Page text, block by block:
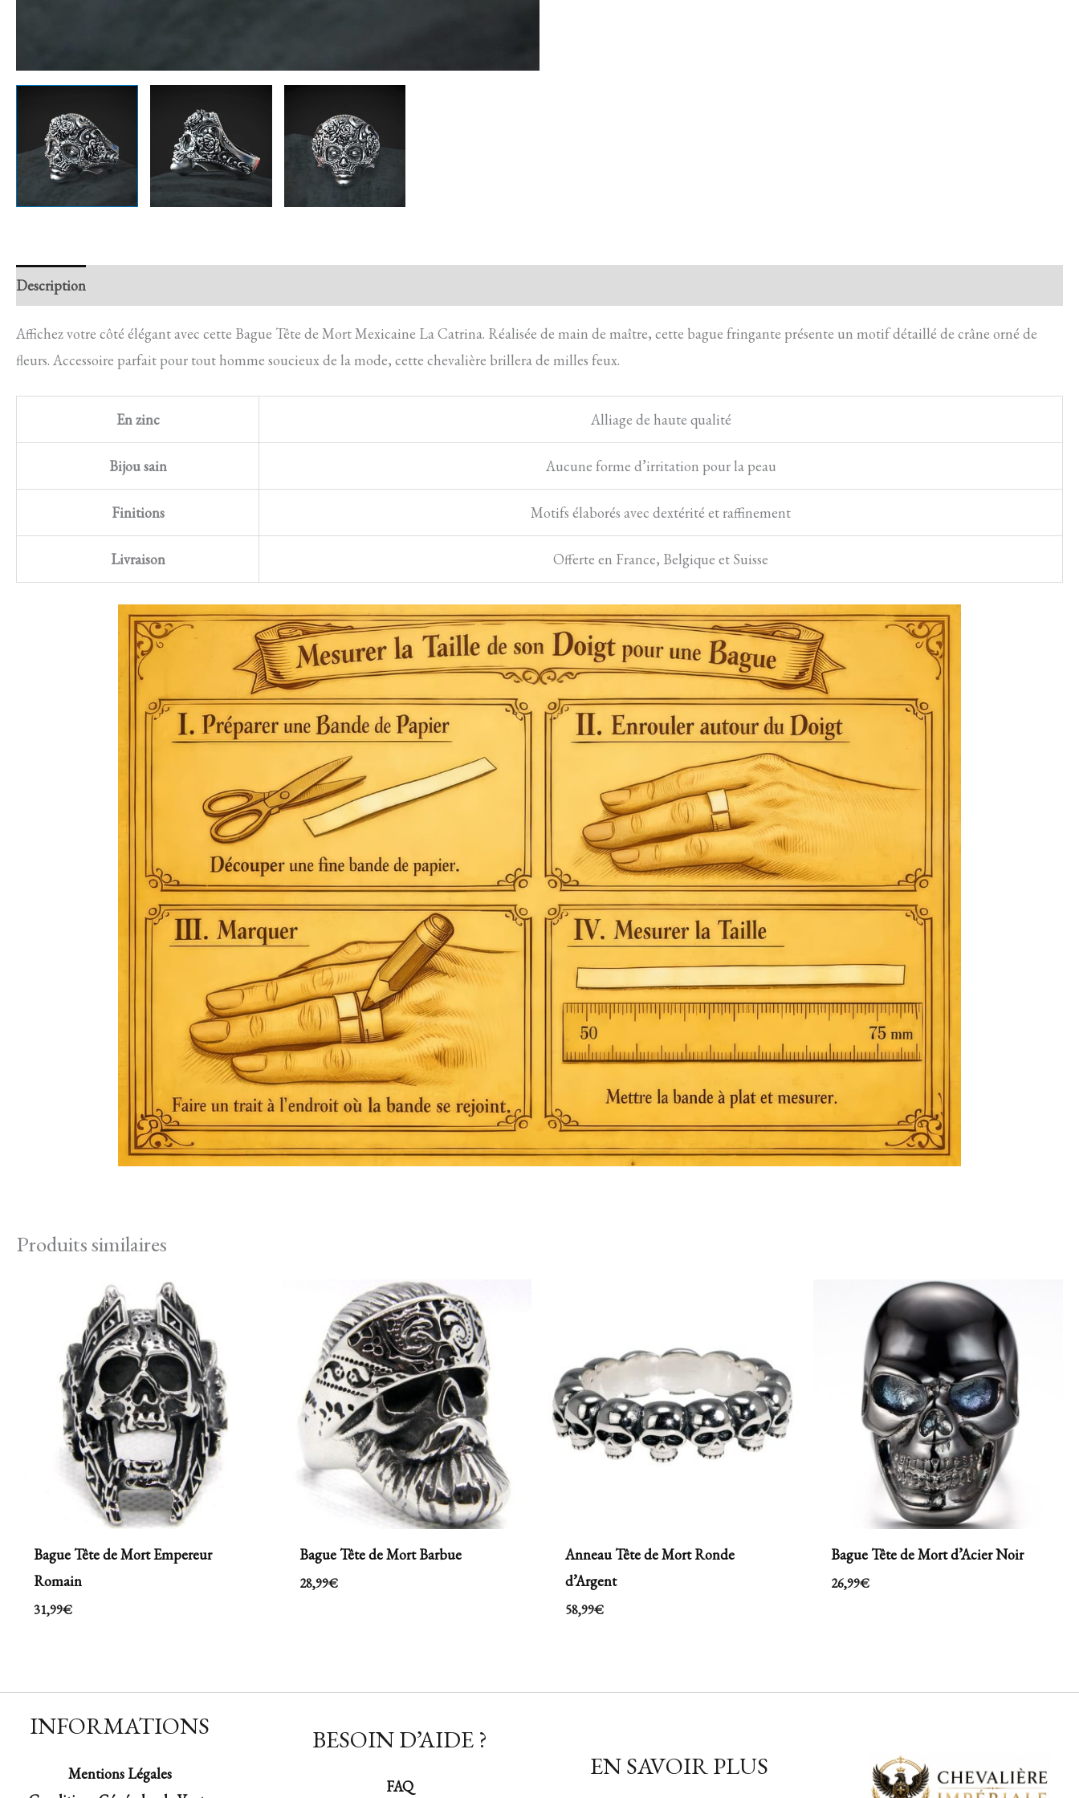
Description
Affichez votre côté élégant avec cette Bague Tête de Mort Mexicaine La Catrina. Réalisée de main de maître, cette bague fringante présente un motif détaillé de crâne orné de
fleurs. Accessoire parfait pour tout homme soucieux de la mode, cette chevalière brillera de milles feux.
En zinc Alliage de haute qualité
Bijou sain Aucune forme d’irritation pour la peau
Finitions Motifs élaborés avec dextérité et raffinement
Livraison Offerte en France, Belgique et Suisse
Produits similaires
Bague Tête de Mort Empereur
Romain
31,99€
Bague Tête de Mort Barbue
28,99€
Anneau Tête de Mort Ronde
d’Argent
58,99€
Bague Tête de Mort d’Acier Noir
26,99€
INFORMATIONS
Mentions Légales
BESOIN D’AIDE ?
FAQ
EN SAVOIR PLUS